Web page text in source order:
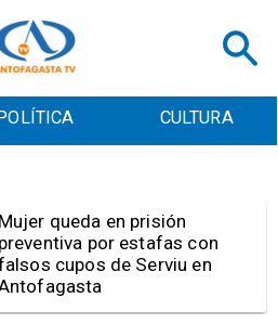
POLÍTICA CULTURA
Video | Choferes del
TransAntofagasta piden
sistema mixto de pago